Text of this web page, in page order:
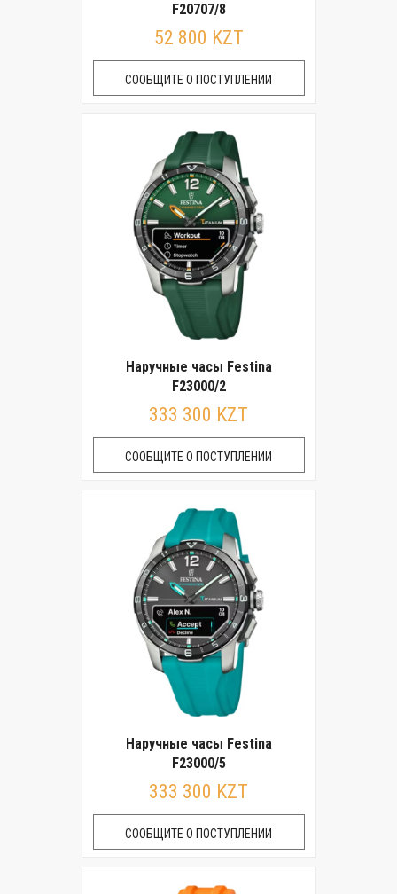
F20707/8
52 800 KZT
СООБЩИТЕ О ПОСТУПЛЕНИИ
Наручные часы Festina
F23000/2
333 300 KZT
СООБЩИТЕ О ПОСТУПЛЕНИИ
Наручные часы Festina
F23000/5
333 300 KZT
СООБЩИТЕ О ПОСТУПЛЕНИИ